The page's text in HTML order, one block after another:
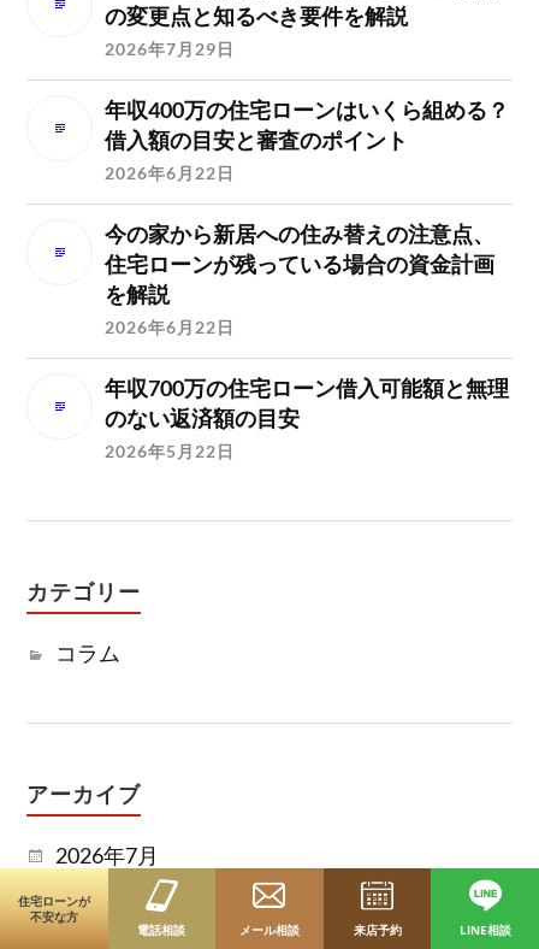
の変更点と知るべき要件を解説
2026年7月29日
年収400万の住宅ローンはいくら組める？
借入額の目安と審査のポイント
2026年6月22日
今の家から新居への住み替えの注意点、
住宅ローンが残っている場合の資金計画
を解説
2026年6月22日
年収700万の住宅ローン借入可能額と無理
のない返済額の目安
2026年5月22日
カテゴリー
コラム
アーカイブ
2026年7月
2026年6月
住宅ローンが
不安な方
電話相談
メール相談 来店予約 LINE相談